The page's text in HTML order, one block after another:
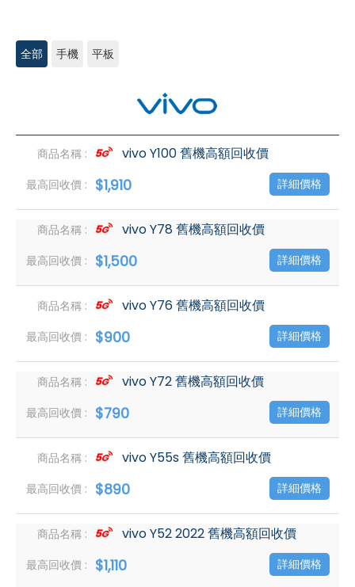
全部 手機 平板
vivo Y100 舊機高額回收價
$1,910 詳細價格
vivo Y78 舊機高額回收價
$1,500 詳細價格
vivo Y76 舊機高額回收價
$900 詳細價格
vivo Y72 舊機高額回收價
$790 詳細價格
vivo Y55s 舊機高額回收價
$890 詳細價格
vivo Y52 2022 舊機高額回收價
$1,110 詳細價格